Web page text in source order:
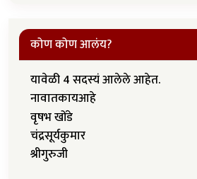
कोण कोण आलंय?
यावेळी 4 सदस्यं आलेले आहेत.
नावातकायआहे
वृषभ खोंडे
चंद्रसूर्यकुमार
श्रीगुरुजी